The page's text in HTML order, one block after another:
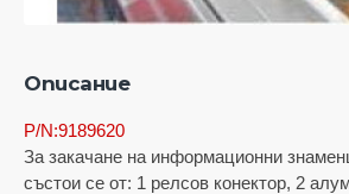
Описание
P/N:9189620
За закачане на информационни
състои се от: 1 релсов конектор, 2